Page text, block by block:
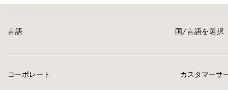
言語 国/言語を選択
コーポレート カスタマーサ